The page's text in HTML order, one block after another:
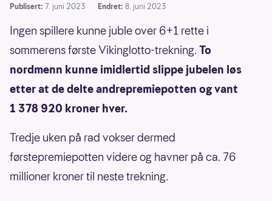
Publisert: 7. juni 2023 Endret: 8. juni 2023
Ingen spillere kunne juble over 6+1 rette i
sommerens første Vikinglotto-trekning. To
nordmenn kunne imidlertid slippe jubelen løs
etter at de delte andrepremiepotten og vant
1 378 920 kroner hver.
Tredje uken på rad vokser dermed
førstepremiepotten videre og havner på ca. 76
millioner kroner til neste trekning.